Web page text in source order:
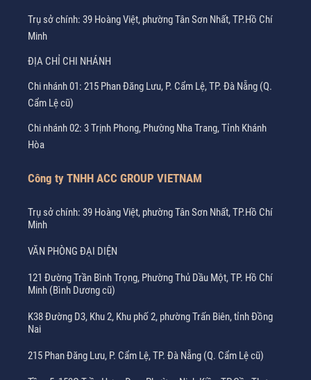
Trụ sở chính: 39 Hoàng Việt, phường Tân Sơn Nhất, TP.Hồ Chí
Minh
ĐỊA CHỈ CHI NHÁNH
Chi nhánh 01: 215 Phan Đăng Lưu, P. Cẩm Lệ, TP. Đà Nẵng (Q.
Cẩm Lệ cũ)
Chi nhánh 02: 3 Trịnh Phong, Phường Nha Trang, Tỉnh Khánh
Hòa
Công ty TNHH ACC GROUP VIETNAM
Trụ sở chính: 39 Hoàng Việt, phường Tân Sơn Nhất, TP.Hồ Chí
Minh
VĂN PHÒNG ĐẠI DIỆN
121 Đường Trần Bình Trọng, Phường Thủ Dầu Một, TP. Hồ Chí
Minh (Bình Dương cũ)
K38 Đường D3, Khu 2, Khu phố 2, phường Trấn Biên, tỉnh Đồng
Nai
215 Phan Đăng Lưu, P. Cẩm Lệ, TP. Đà Nẵng (Q. Cẩm Lệ cũ)